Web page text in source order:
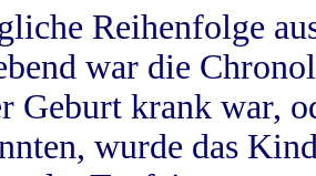
Reihenfolge
war die
Geburt krank war,
wurde das